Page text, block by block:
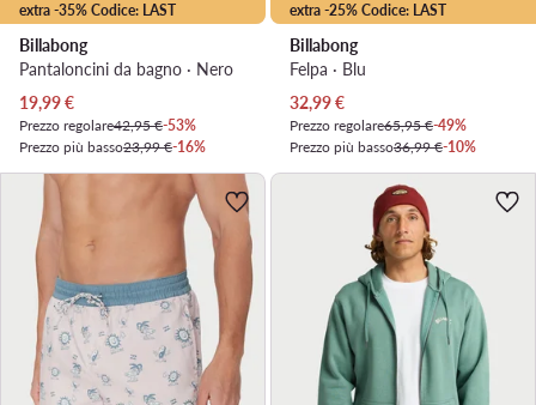
extra -35% Codice: LAST
Billabong
Pantaloncini da bagno · Nero
Prezzo attuale
19,99€
Prezzo regolare42,95 €-53%
Prezzo più basso23,99 €-16%
extra -25% Codice: LAST
Billabong
Felpa · Blu
Prezzo attuale
32,99€
Prezzo regolare65,95 €-49%
Prezzo più basso36,99 €-10%